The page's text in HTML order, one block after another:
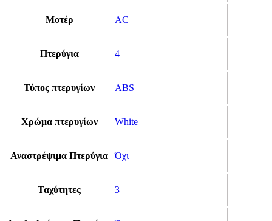
Μοτέρ AC
Πτερύγια 4
Τύπος πτερυγίων ABS
Χρώμα πτερυγίων White
Αναστρέψιμα Πτερύγια Όχι
Ταχύτητες 3